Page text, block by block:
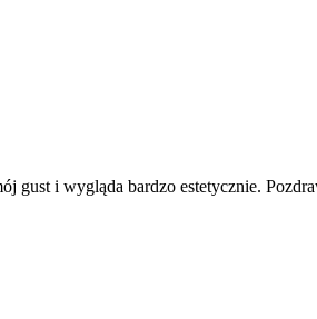
gust i wygląda bardzo estetycznie.